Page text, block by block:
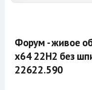
Форум - живое
x64 22H2 без
22622.590